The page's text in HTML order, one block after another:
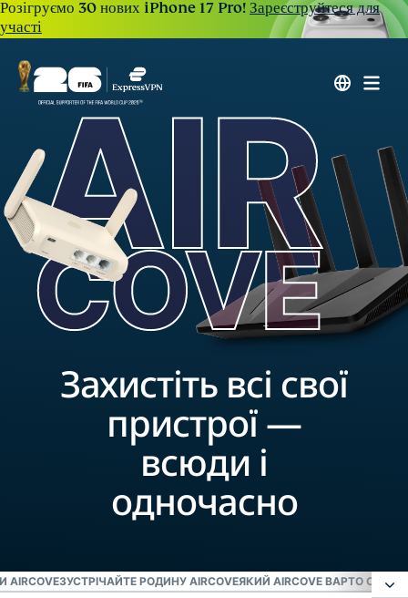
Розігруємо 30 нових iPhone 17 Pro!Зареєструйтеся для
участі
Захистіть всі свої
пристрої —
всюди і
одночасно
AIRCOVEЗУСТРІЧАЙТЕ РОДИНУ AIRCOVEЯКИЙ AIRCOVE ВАРТО